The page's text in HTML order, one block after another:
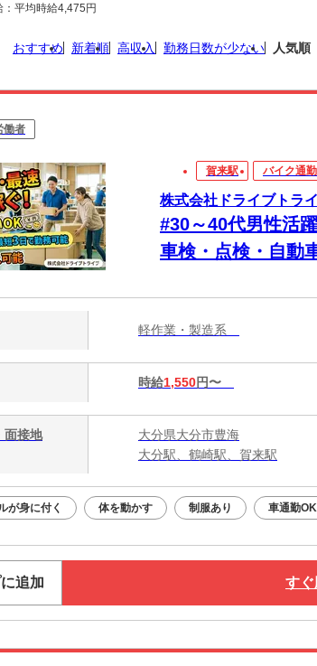
：平均時給4,475円
おすすめ 新着順 高収入 勤務日数が少ない 人気順
働者
賀来駅 バイク通
株式会社ドライブトラ
#30～40代男性活
車検・点検・自動
軽作業・製造系
時給1,550円〜
面接地
大分県大分市豊海
大分駅、鶴崎駅、賀来駅
が身に付く 体を動かす 制服あり 車通勤OK
追加 すぐ